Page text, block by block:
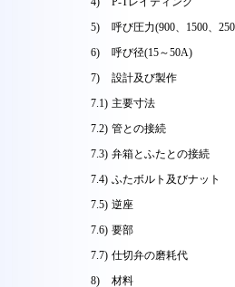
5)
呼び圧力(900、1500、
6)
呼び径(15～50A)
7)
設計及び製作
7.1) 主要寸法
7.2) 管との接続
7.3) 弁箱とふたとの接続
7.4) ふたボルト及びナット
7.5) 逆座
7.6) 要部
7.7) 仕切弁の磨耗代
8)
材料